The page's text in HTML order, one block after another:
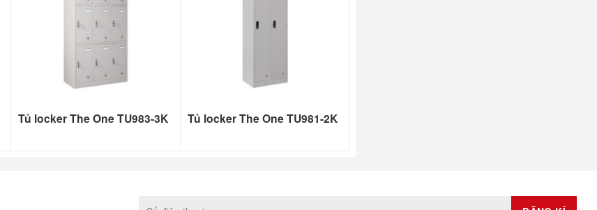
Tủ locker The One TU983-3K Tủ locker The One TU981-2K